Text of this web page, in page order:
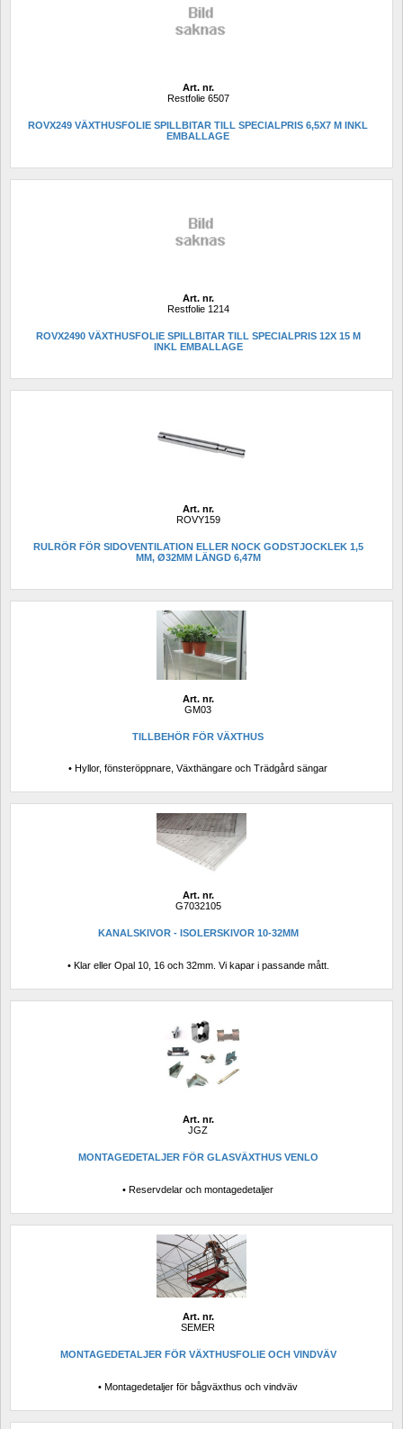
Art. nr.
Restfolie 6507
ROVX249 VÄXTHUSFOLIE SPILLBITAR TILL SPECIALPRIS 6,5X7 M INKL
EMBALLAGE
Art. nr.
Restfolie 1214
ROVX2490 VÄXTHUSFOLIE SPILLBITAR TILL SPECIALPRIS 12X 15 M
INKL EMBALLAGE
Art. nr.
ROVY159
RULRÖR FÖR SIDOVENTILATION ELLER NOCK GODSTJOCKLEK 1,5
MM, Ø32MM LÄNGD 6,47M
Art. nr.
GM03
TILLBEHÖR FÖR VÄXTHUS
• Hyllor, fönsteröppnare, Växthängare och Trädgård sängar
Art. nr.
G7032105
KANALSKIVOR - ISOLERSKIVOR 10-32MM
• Klar eller Opal 10, 16 och 32mm. Vi kapar i passande mått.
Art. nr.
JGZ
MONTAGEDETALJER FÖR GLASVÄXTHUS VENLO
• Reservdelar och montagedetaljer
Art. nr.
SEMER
MONTAGEDETALJER FÖR VÄXTHUSFOLIE OCH VINDVÄV
• Montagedetaljer för bågväxthus och vindväv